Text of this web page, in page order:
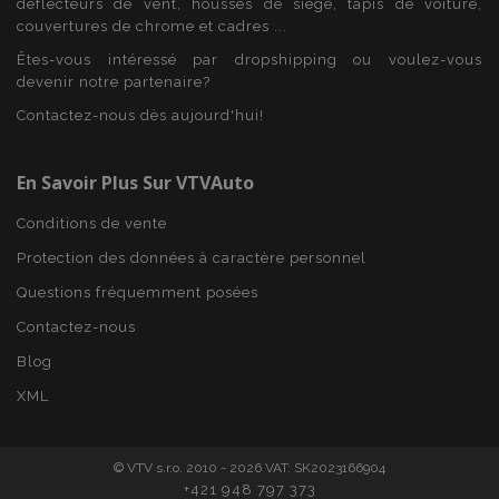
déflecteurs de vent, housses de siège, tapis de voiture,
couvertures de chrome et cadres ...
Êtes-vous intéressé par dropshipping ou voulez-vous
devenir notre partenaire?
Contactez-nous dès aujourd'hui!
En Savoir Plus Sur VTVAuto
Conditions de vente
Protection des données à caractère personnel
Questions fréquemment posées
Contactez-nous
Blog
XML
© VTV s.r.o. 2010 - 2026 VAT: SK2023166904
+421 948 797 373
.vtvauto.eu
mage-translation-file-version
Adobe Inc.